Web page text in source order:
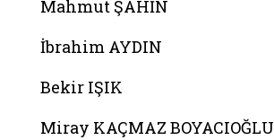
Mahmut ŞAHİN
İbrahim AYDIN
Bekir IŞIK
Miray KAÇMAZ BOYACIOĞLU